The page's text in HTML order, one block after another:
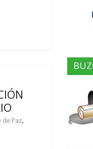
de Paz,